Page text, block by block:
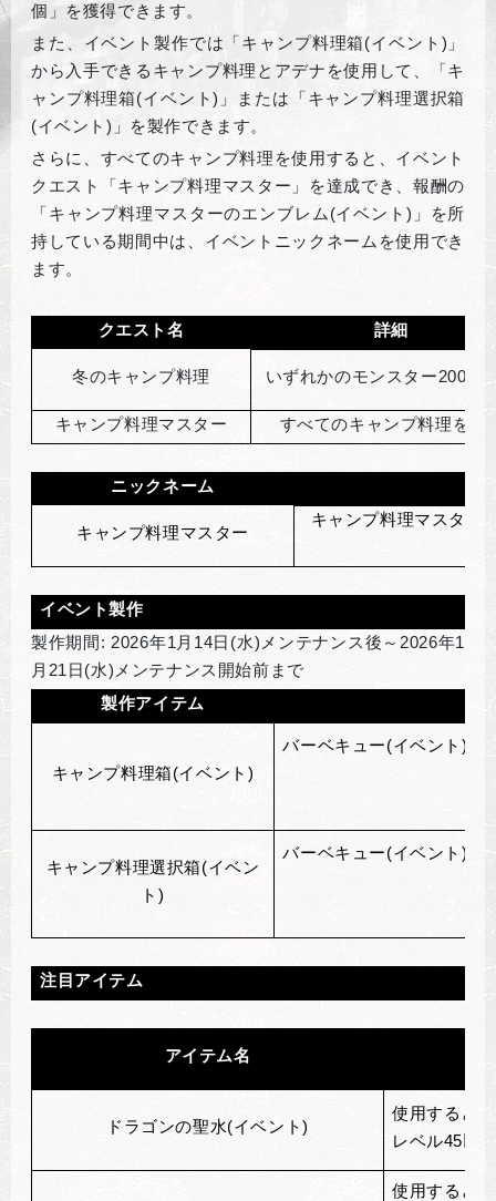
個」を獲得できます。
また、イベント製作では「キャンプ料理箱(イベント)」
から入手できるキャンプ料理とアデナを使用して、「キ
ャンプ料理箱(イベント)」または「キャンプ料理選択箱
(イベント)」を製作できます。
さらに、すべてのキャンプ料理を使用すると、イベント
クエスト「キャンプ料理マスター」を達成でき、報酬の
「キャンプ料理マスターのエンブレム(イベント)」を所
持している期間中は、イベントニックネームを使用でき
ます。
クエスト名 詳細
冬のキャンプ料理 いずれかのモンスター200体
キャンプ料理マスター すべてのキャンプ料理を使
ニックネーム
キャンプ料理マスター
キャンプ料理マスター
イベント製作
製作期間: 2026年1月14日(水)メンテナンス後～2026年1
月21日(水)メンテナンス開始前まで
製作アイテム
キャンプ料理箱(イベント)
バーベキュー(イベント)/
キャンプ料理選択箱(イベン
ト)
バーベキュー(イベント)/
注目アイテム
アイテム名
ドラゴンの聖水(イベント)
使用すると
レベル45以
使用すると